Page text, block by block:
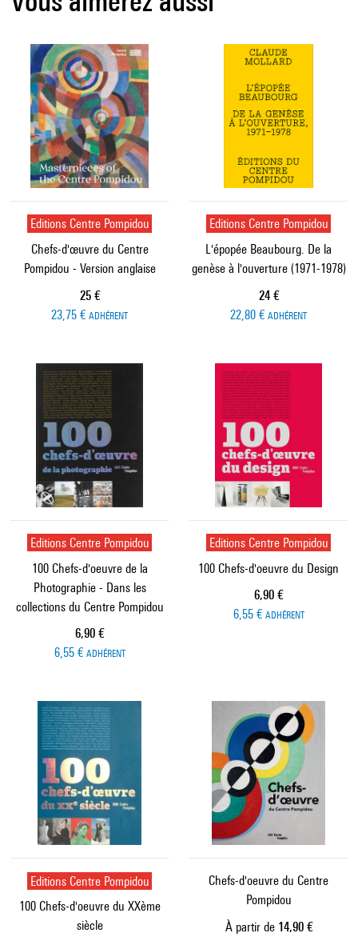
Editions Centre Pompidou
Chefs-d'œuvre du Centre
Pompidou - Version anglaise
Prix ​​actuel
25 €
23,75 € ADHÉRENT
Editions Centre Pompidou
L'épopée Beaubourg. De la
genèse à l'ouverture (1971-1978)
Prix ​​actuel
24 €
22,80 € ADHÉRENT
Editions Centre Pompidou
100 Chefs-d'oeuvre de la
Photographie - Dans les
collections du Centre Pompidou
Prix ​​actuel
6,90 €
6,55 € ADHÉRENT
Editions Centre Pompidou
100 Chefs-d'oeuvre du Design
Prix ​​actuel
6,90 €
6,55 € ADHÉRENT
Editions Centre Pompidou
100 Chefs-d'oeuvre du XXème
siècle
Chefs-d'oeuvre du Centre
Pompidou
À partir de Prix ​​actuel
14,90 €